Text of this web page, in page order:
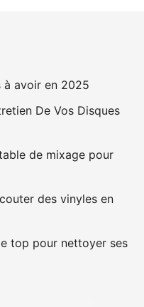
à avoir en 2025
De Vos Disques
de mixage pour
des vinyles en
top pour nettoyer ses